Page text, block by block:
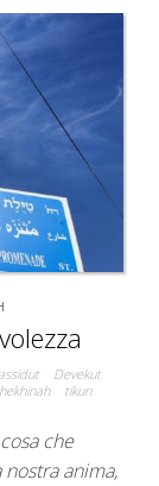
Devekut
tikun
che
anima,